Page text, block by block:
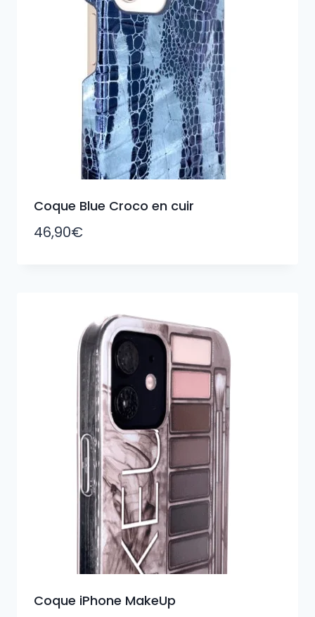
Coque Blue Croco en cuir
46,90€
Coque iPhone MakeUp